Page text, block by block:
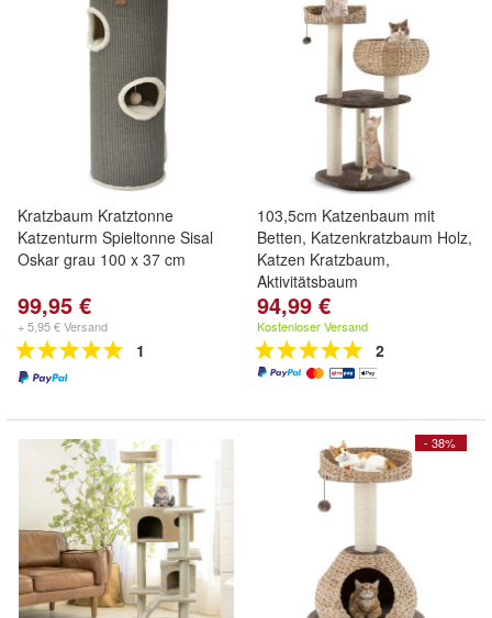
Kratzbaum Kratztonne
Katzenturm Spieltonne Sisal
Oskar grau 100 x 37 cm
99,95 €
+ 5,95 € Versand
1
103,5cm Katzenbaum mit
Betten, Katzenkratzbaum Holz,
Katzen Kratzbaum,
Aktivitätsbaum
94,99 €
Kostenloser Versand
2
- 38%